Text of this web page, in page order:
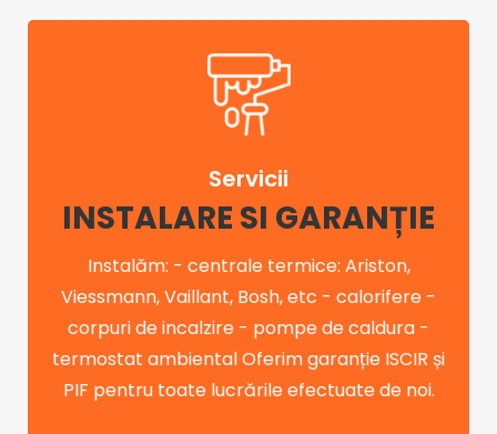
Servicii
INSTALARE SI GARANȚIE
Instalăm: - centrale termice: Ariston,
Viessmann, Vaillant, Bosh, etc - calorifere -
corpuri de incalzire - pompe de caldura -
termostat ambiental Oferim garanție ISCIR și
PIF pentru toate lucrările efectuate de noi.